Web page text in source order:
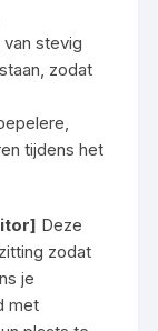
stevig
zodat
tijdens het
Deze
zodat
je
met